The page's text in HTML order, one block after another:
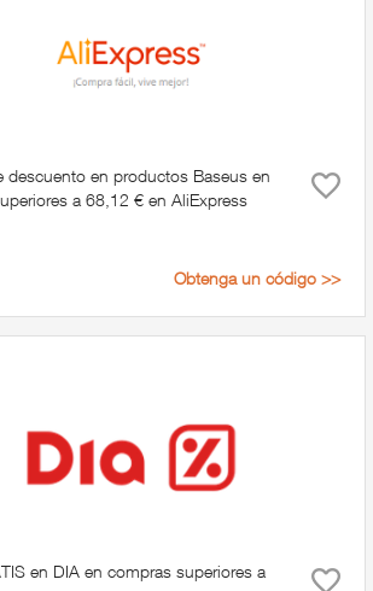
descuento en productos Baseus en
a 68,12 € en AliExpress
Obtenga un código >>
en DIA en compras superiores a